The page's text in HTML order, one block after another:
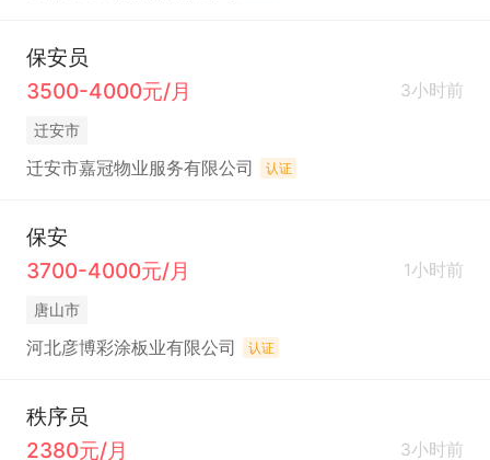
保安员
3500-4000元/月
3小时前
迁安市
迁安市嘉冠物业服务有限公司 认证
保安
3700-4000元/月
1小时前
唐山市
河北彦博彩涂板业有限公司 认证
秩序员
2380元/月
3小时前